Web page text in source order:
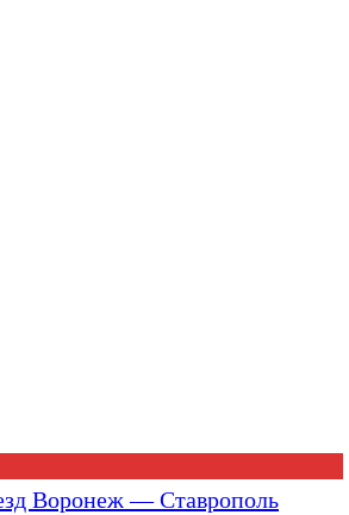
Воронеж — Ставрополь